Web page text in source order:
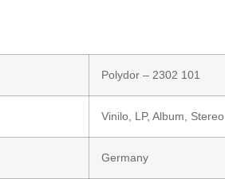
Polydor – 2302 101
Vinilo , LP, Album, Stereo
Germany